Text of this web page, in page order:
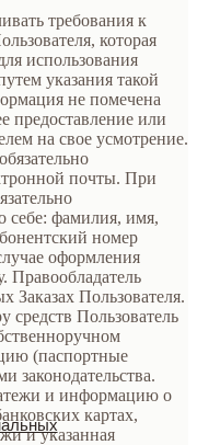
требования к
которая
использования
указания такой
не помечена
предоставление или
на свое усмотрение.
почты. При
себе: фамилия, имя,
номер
оформления
Правообладатель
Заказах Пользователя.
средств Пользователь
(паспортные
законодательства.
и информацию о
картах,
и указанная